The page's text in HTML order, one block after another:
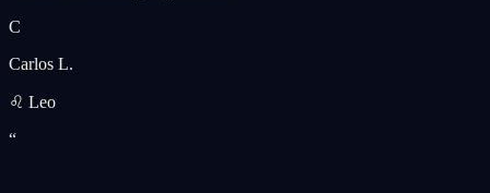
C
Carlos L.
♌ Leo
“